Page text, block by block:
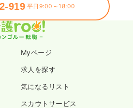
919 平日9:00～18:00
Myページ
求人を探す
気になるリスト
スカウトサービス